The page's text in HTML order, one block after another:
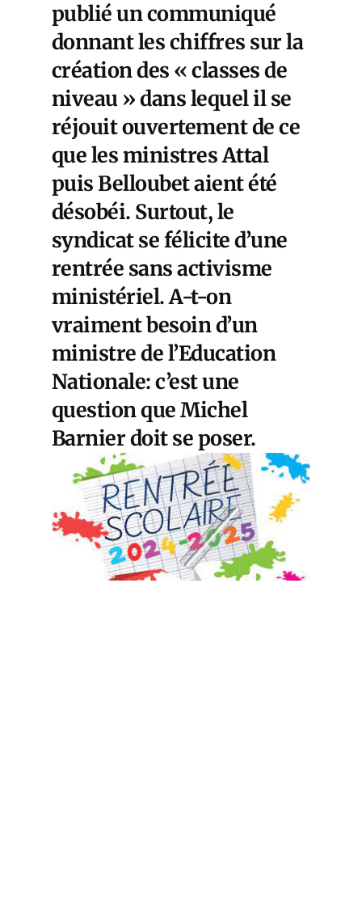
publié un communiqué
donnant les chiffres sur la
création des « classes de
niveau » dans lequel il se
réjouit ouvertement de ce
que les ministres Attal
puis Belloubet aient été
désobéi. Surtout, le
syndicat se félicite d’une
rentrée sans activisme
ministériel. A-t-on
vraiment besoin d’un
ministre de l’Education
Nationale: c’est une
question que Michel
Barnier doit se poser.